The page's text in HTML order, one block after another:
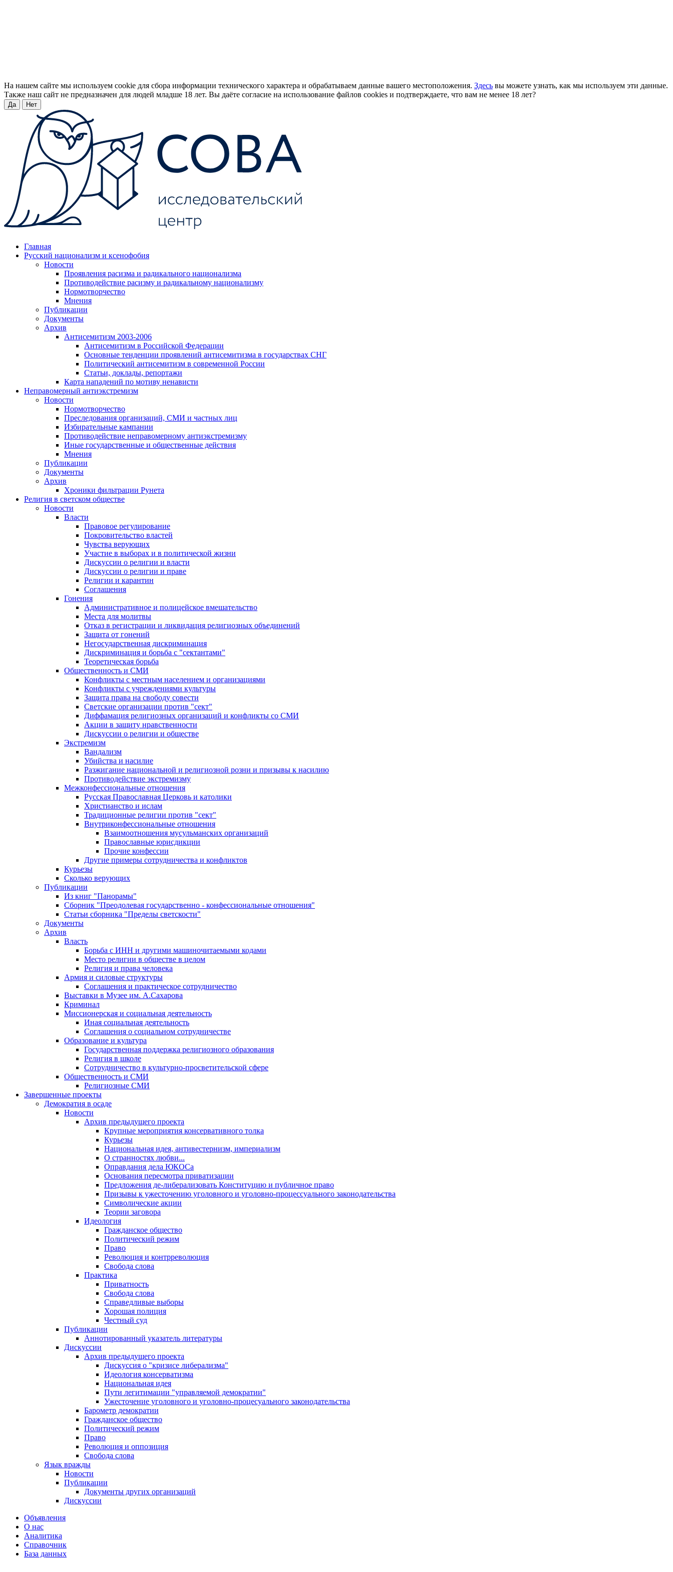
На нашем сайте мы используем cookie для сбора информации технического характера и обрабатываем данные вашего местоположения. Здесь вы можете узнать, как мы используем эти данные.
Также наш сайт не предназначен для людей младше 18 лет. Вы даёте согласие на использование файлов cookies и подтверждаете, что вам не менее 18 лет?
Да Нет
Главная
Русский национализм и ксенофобия
Новости
Проявления расизма и радикального национализма
Противодействие расизму и радикальному национализму
Нормотворчество
Мнения
Публикации
Документы
Архив
Антисемитизм 2003-2006
Антисемитизм в Российской Федерации
Основные тенденции проявлений антисемитизма в государствах СНГ
Политический антисемитизм в современной России
Статьи, доклады, репортажи
Карта нападений по мотиву ненависти
Неправомерный антиэкстремизм
Новости
Нормотворчество
Преследования организаций, СМИ и частных лиц
Избирательные кампании
Противодействие неправомерному антиэкстремизму
Иные государственные и общественные действия
Мнения
Публикации
Документы
Архив
Хроники фильтрации Рунета
Религия в светском обществе
Новости
Власти
Правовое регулирование
Покровительство властей
Чувства верующих
Участие в выборах и в политической жизни
Дискуссии о религии и власти
Дискуссии о религии и праве
Религии и карантин
Соглашения
Гонения
Административное и полицейское вмешательство
Места для молитвы
Отказ в регистрации и ликвидация религиозных объединений
Защита от гонений
Негосударственная дискриминация
Дискриминация и борьба с "сектантами"
Теоретическая борьба
Общественность и СМИ
Конфликты с местным населением и организациями
Конфликты с учреждениями культуры
Защита права на свободу совести
Светские организации против "сект"
Диффамация религиозных организаций и конфликты со СМИ
Акции в защиту нравственности
Дискуссии о религии и обществе
Экстремизм
Вандализм
Убийства и насилие
Разжигание национальной и религиозной розни и призывы к насилию
Противодействие экстремизму
Межконфессиональные отношения
Русская Православная Церковь и католики
Христианство и ислам
Традиционные религии против "сект"
Внутриконфессиональные отношения
Взаимоотношения мусульманских организаций
Православные юрисдикции
Прочие конфессии
Другие примеры сотрудничества и конфликтов
Курьезы
Сколько верующих
Публикации
Из книг "Панорамы"
Сборник "Преодолевая государственно - конфессиональные отношения"
Статьи сборника "Пределы светскости"
Документы
Архив
Власть
Борьба с ИНН и другими машиночитаемыми кодами
Место религии в обществе в целом
Религия и права человека
Армия и силовые структуры
Соглашения и практическое сотрудничество
Выставки в Музее им. А.Сахарова
Криминал
Миссионерская и социальная деятельность
Иная социальная деятельность
Соглашения о социальном сотрудничестве
Образование и культура
Государственная поддержка религиозного образования
Религия в школе
Сотрудничество в культурно-просветительской сфере
Общественность и СМИ
Религиозные СМИ
Завершенные проекты
Демократия в осаде
Новости
Архив предыдущего проекта
Крупные мероприятия консервативного толка
Курьезы
Национальная идея, антивестернизм, империализм
О странностях любви...
Оправдания дела ЮКОСа
Основания пересмотра приватизации
Предложения де-либерализовать Конституцию и публичное право
Призывы к ужесточению уголовного и уголовно-процессуального законодательства
Символические акции
Теории заговора
Идеология
Гражданское общество
Политический режим
Право
Революция и контрреволюция
Свобода слова
Практика
Приватность
Свобода слова
Справедливые выборы
Хорошая полиция
Честный суд
Публикации
Аннотированный указатель литературы
Дискуссии
Архив предыдущего проекта
Дискуссия о "кризисе либерализма"
Идеология консерватизма
Национальная идея
Пути легитимации "управляемой демократии"
Ужесточение уголовного и уголовно-процесуального законодательства
Барометр демократии
Гражданское общество
Политический режим
Право
Революция и оппозиция
Свобода слова
Язык вражды
Новости
Публикации
Документы других организаций
Дискуссии
Объявления
О нас
Аналитика
Справочник
База данных